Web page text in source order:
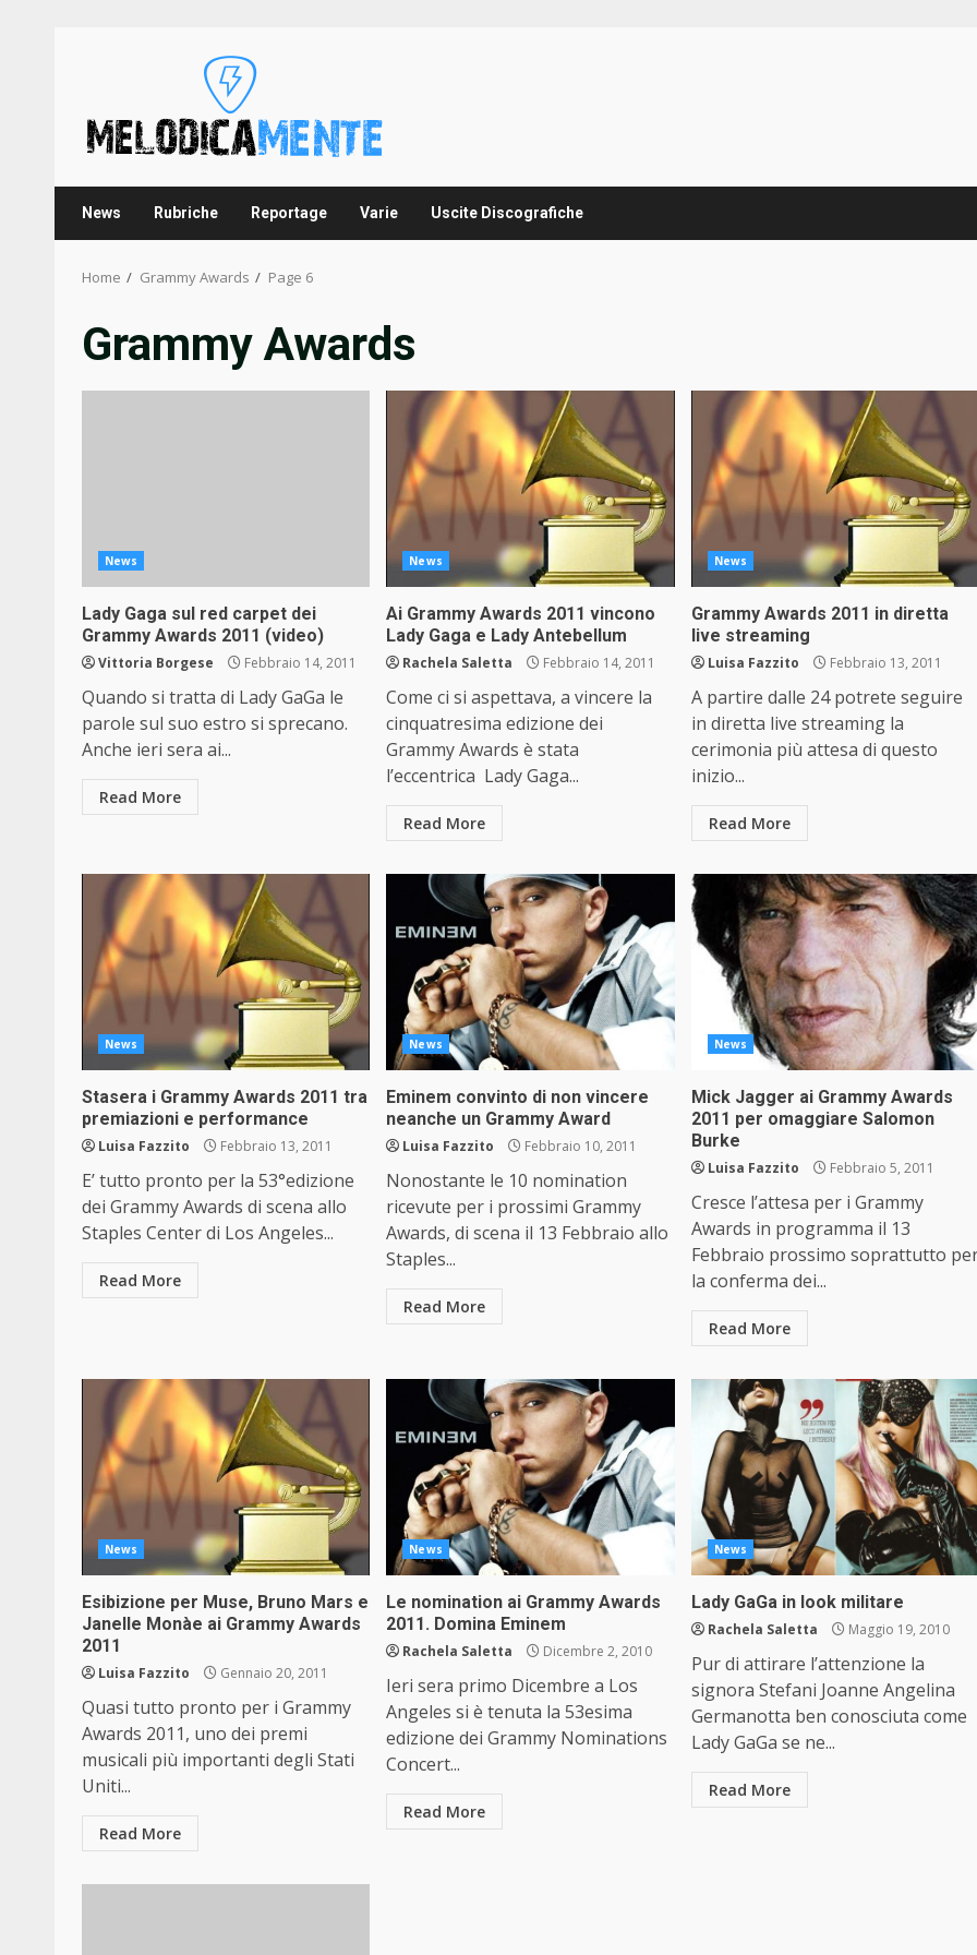
News Rubriche Reportage Varie Uscite Discografiche
Home Grammy Awards Page 6
Grammy Awards
News
Lady Gaga sul red carpet dei
Grammy Awards 2011 (video)
Vittoria Borgese Febbraio 14, 2011
Quando si tratta di Lady GaGa le
parole sul suo estro si sprecano.
Anche ieri sera ai...
Read More
News
Ai Grammy Awards 2011 vincono
Lady Gaga e Lady Antebellum
Rachela Saletta Febbraio 14, 2011
Come ci si aspettava, a vincere la
cinquatresima edizione dei
Grammy Awards è stata
l’eccentrica Lady Gaga...
Read More
News
Grammy Awards 2011 in diretta
live streaming
Luisa Fazzito Febbraio 13, 2011
A partire dalle 24 potrete seguire
in diretta live streaming la
cerimonia più attesa di questo
inizio...
Read More
News
Stasera i Grammy Awards 2011 tra
premiazioni e performance
Luisa Fazzito Febbraio 13, 2011
E’ tutto pronto per la 53°edizione
dei Grammy Awards di scena allo
Staples Center di Los Angeles...
Read More
News
Eminem convinto di non vincere
neanche un Grammy Award
Luisa Fazzito Febbraio 10, 2011
Nonostante le 10 nomination
ricevute per i prossimi Grammy
Awards, di scena il 13 Febbraio allo
Staples...
Read More
News
Mick Jagger ai Grammy Awards
2011 per omaggiare Salomon
Burke
Luisa Fazzito Febbraio 5, 2011
Cresce l’attesa per i Grammy
Awards in programma il 13
Febbraio prossimo soprattutto
la conferma dei...
Read More
News
Esibizione per Muse, Bruno Mars e
Janelle Monàe ai Grammy Awards
2011
Luisa Fazzito Gennaio 20, 2011
Quasi tutto pronto per i Grammy
Awards 2011, uno dei premi
musicali più importanti degli Stati
Uniti...
Read More
News
Le nomination ai Grammy Awards
2011. Domina Eminem
Rachela Saletta Dicembre 2, 2010
Ieri sera primo Dicembre a Los
Angeles si è tenuta la 53esima
edizione dei Grammy Nominations
Concert...
Read More
News
Lady GaGa in look militare
Rachela Saletta Maggio 19, 2010
Pur di attirare l’attenzione la
signora Stefani Joanne Angelina
Germanotta ben conosciuta come
Lady GaGa se ne...
Read More